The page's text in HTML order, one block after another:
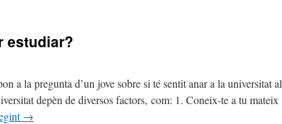
estudiar?
a la pregunta d’un jove sobre si té sentit anar a la universitat al
depèn de diversos factors, com: 1. Coneix-te a tu mateix
→